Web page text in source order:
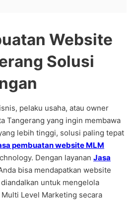
Website
Solusi
pelaku usaha, atau owner
Tangerang yang ingin membawa
lebih tinggi, solusi paling tepat
pembuatan website MLM
Dengan layanan Jasa
bisa mendapatkan website
untuk mengelola
Level Marketing secara